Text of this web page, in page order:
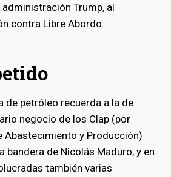
Trump, al
contra Libre Abordo.
de petróleo recuerda a la de
negocio de los Clap (por
Abastecimiento y Producción)
bandera de Nicolás Maduro, y en
también varias